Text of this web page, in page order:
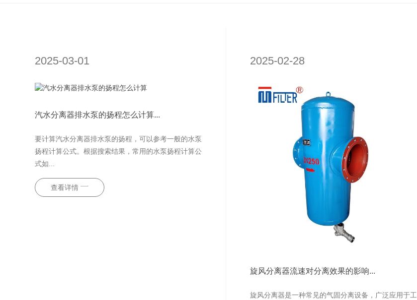
2025-03-01
汽水分离器排水泵的扬程怎么计算...
要计算汽水分离器排水泵的扬程，可以参考一般的水泵
扬程计算公式。根据搜索结果，常用的水泵扬程计算公
式如...
查看详情
2025-02-28
旋风分离器流速对分离效果的影响...
旋风分离器是一种常见的气固分离设备，广泛应用于工